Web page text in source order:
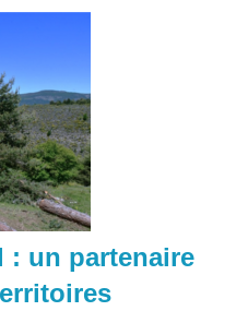
: un partenaire